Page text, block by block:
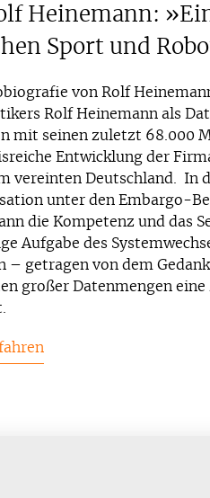
Heinemann:
Sport und
von Rolf
Rolf Heinemann als
mit seinen zuletzt 68.000
Entwicklung der
vereinten Deutschland. In
unter den Embargo-
die Kompetenz und das
Aufgabe des
– getragen von dem
großer Datenmengen